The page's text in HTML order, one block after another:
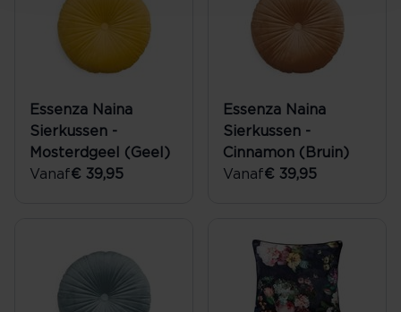
Essenza Naina
Sierkussen -
Mosterdgeel (Geel)
Vanaf€ 39,95
Essenza Naina
Sierkussen -
Cinnamon (Bruin)
Vanaf€ 39,95